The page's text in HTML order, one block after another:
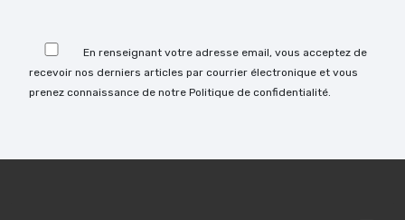
En renseignant votre adresse email, vous acceptez de
recevoir nos derniers articles par courrier électronique et vous
prenez connaissance de notre Politique de confidentialité.